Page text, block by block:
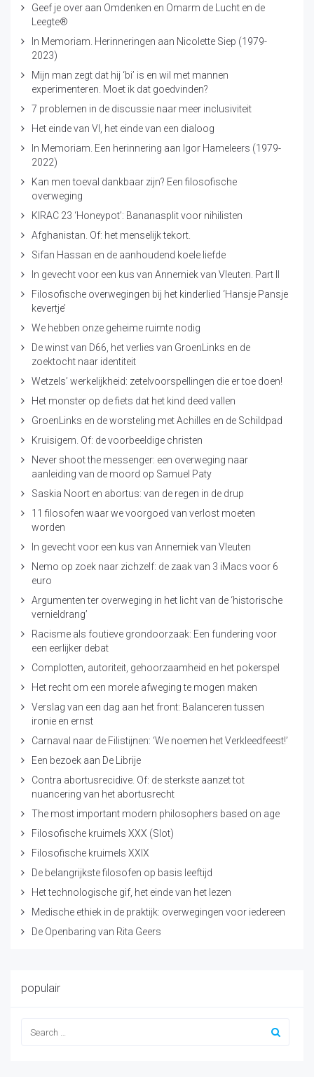
Geef je over aan Omdenken en Omarm de Lucht en de
Leegte®
In Memoriam. Herinneringen aan Nicolette Siep (1979-
2023)
Mijn man zegt dat hij ‘bi’ is en wil met mannen
experimenteren. Moet ik dat goedvinden?
7 problemen in de discussie naar meer inclusiviteit
Het einde van VI, het einde van een dialoog
In Memoriam. Een herinnering aan Igor Hameleers (1979-
2022)
Kan men toeval dankbaar zijn? Een filosofische
overweging
KIRAC 23 ‘Honeypot’: Bananasplit voor nihilisten
Afghanistan. Of: het menselijk tekort.
Sifan Hassan en de aanhoudend koele liefde
In gevecht voor een kus van Annemiek van Vleuten. Part II
Filosofische overwegingen bij het kinderlied ‘Hansje Pansje
kevertje’
We hebben onze geheime ruimte nodig
De winst van D66, het verlies van GroenLinks en de
zoektocht naar identiteit
Wetzels’ werkelijkheid: zetelvoorspellingen die er toe doen!
Het monster op de fiets dat het kind deed vallen
GroenLinks en de worsteling met Achilles en de Schildpad
Kruisigem. Of: de voorbeeldige christen
Never shoot the messenger: een overweging naar
aanleiding van de moord op Samuel Paty
Saskia Noort en abortus: van de regen in de drup
11 filosofen waar we voorgoed van verlost moeten
worden
In gevecht voor een kus van Annemiek van Vleuten
Nemo op zoek naar zichzelf: de zaak van 3 iMacs voor 6
euro
Argumenten ter overweging in het licht van de ‘historische
vernieldrang’
Racisme als foutieve grondoorzaak: Een fundering voor
een eerlijker debat
Complotten, autoriteit, gehoorzaamheid en het pokerspel
Het recht om een morele afweging te mogen maken
Verslag van een dag aan het front: Balanceren tussen
ironie en ernst
Carnaval naar de Filistijnen: ‘We noemen het Verkleedfeest!’
Een bezoek aan De Librije
Contra abortusrecidive. Of: de sterkste aanzet tot
nuancering van het abortusrecht
The most important modern philosophers based on age
Filosofische kruimels XXX (Slot)
Filosofische kruimels XXIX
De belangrijkste filosofen op basis leeftijd
Het technologische gif, het einde van het lezen
Medische ethiek in de praktijk: overwegingen voor iedereen
De Openbaring van Rita Geers
populair